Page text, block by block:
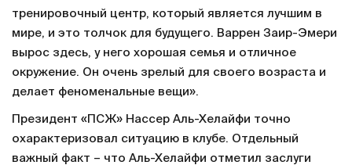
тренировочный центр, который является лучшим в
мире, и это толчок для будущего. Варрен Заир-Эмери
вырос здесь, у него хорошая семья и отличное
окружение. Он очень зрелый для своего возраста и
делает феноменальные вещи».
Президент «ПСЖ» Нассер Аль-Хелайфи точно
охарактеризовал ситуацию в клубе. Отдельный
важный факт – что Аль-Хелайфи отметил заслуги